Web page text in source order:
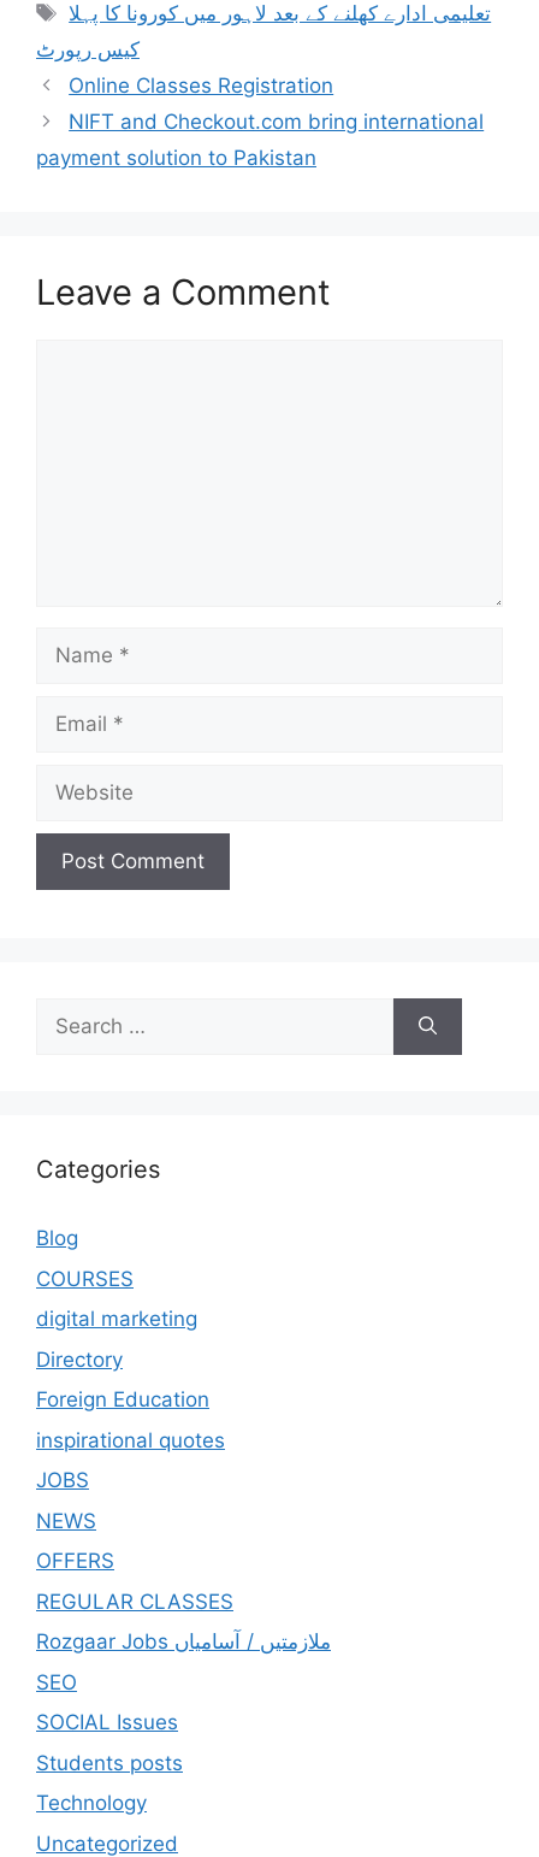
تعلیمی ادارے کھلنے کے بعد لاہور میں کورونا کا پہلا
کیس رپورٹ
Online Classes Registration
NIFT and Checkout.com bring international
payment solution to Pakistan
Leave a Comment
Categories
Blog
COURSES
digital marketing
Directory
Foreign Education
inspirational quotes
JOBS
NEWS
OFFERS
REGULAR CLASSES
Rozgaar Jobs ملازمتيں / آسامياں
SEO
SOCIAL Issues
Students posts
Technology
Uncategorized